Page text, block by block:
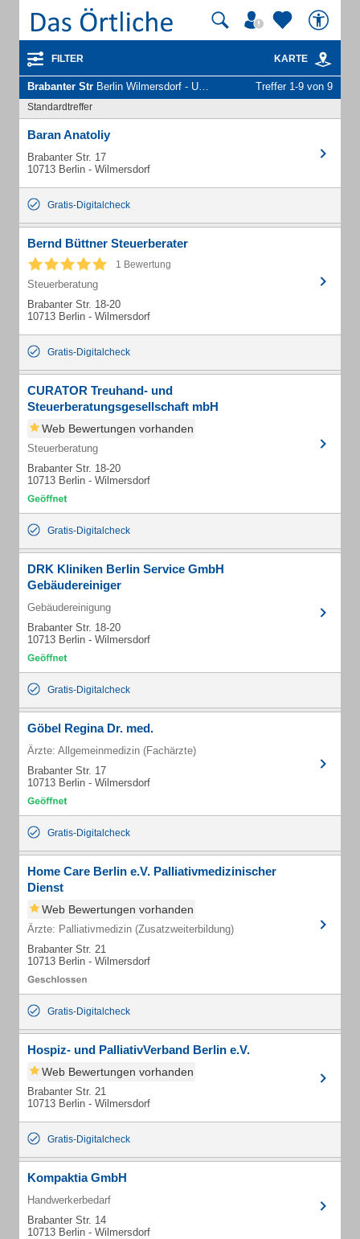
FILTER KARTE
Brabanter Str Berlin Wilmersdorf - Unternehmen und Personen Treffer 1-9 von 9
Standardtreffer
Baran Anatoliy
Brabanter Str. 17
10713 Berlin - Wilmersdorf
Gratis-Digitalcheck
Bernd Büttner Steuerberater
1 Bewertung
Steuerberatung
Brabanter Str. 18-20
10713 Berlin - Wilmersdorf
Gratis-Digitalcheck
CURATOR Treuhand- und
Steuerberatungsgesellschaft mbH
Web Bewertungen vorhanden
Steuerberatung
Brabanter Str. 18-20
10713 Berlin - Wilmersdorf
Gratis-Digitalcheck
DRK Kliniken Berlin Service GmbH
Gebäudereiniger
Gebäudereinigung
Brabanter Str. 18-20
10713 Berlin - Wilmersdorf
Gratis-Digitalcheck
Göbel Regina Dr. med.
Ärzte: Allgemeinmedizin (Fachärzte)
Brabanter Str. 17
10713 Berlin - Wilmersdorf
Gratis-Digitalcheck
Home Care Berlin e.V. Palliativmedizinischer
Dienst
Web Bewertungen vorhanden
Ärzte: Palliativmedizin (Zusatzweiterbildung)
Brabanter Str. 21
10713 Berlin - Wilmersdorf
Gratis-Digitalcheck
Hospiz- und PalliativVerband Berlin e.V.
Web Bewertungen vorhanden
Brabanter Str. 21
10713 Berlin - Wilmersdorf
Gratis-Digitalcheck
Kompaktia GmbH
Handwerkerbedarf
Brabanter Str. 14
10713 Berlin - Wilmersdorf